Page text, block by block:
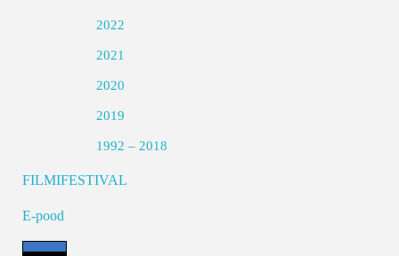
2022
2021
2020
2019
1992 – 2018
FILMIFESTIVAL
E-pood